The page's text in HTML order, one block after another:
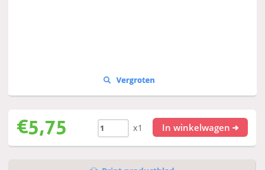
€5,75 x1 In winkelwagen